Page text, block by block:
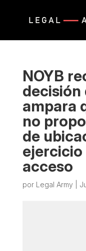
NOYB
decisión
ampara
no
de
ejercicio
acceso
por Legal Army